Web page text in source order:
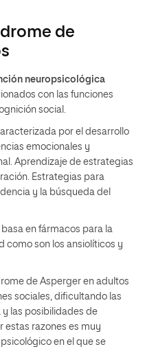
de
neuropsicológica
con las funciones
social.
por el desarrollo
emocionales y
Aprendizaje de estrategias
Estrategias para
y la búsqueda del
basa en fármacos para la
como son los ansiolíticos y
de Asperger en adultos
sociales, dificultando las
y las posibilidades de
estas razones es muy
en el que se